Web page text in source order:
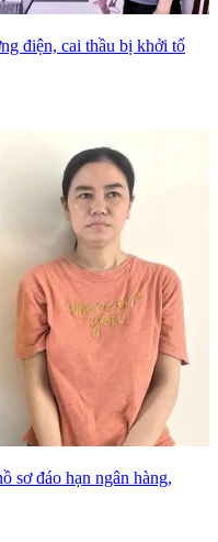
điện, cai thầu bị khởi tố
sơ đáo hạn ngân hàng,